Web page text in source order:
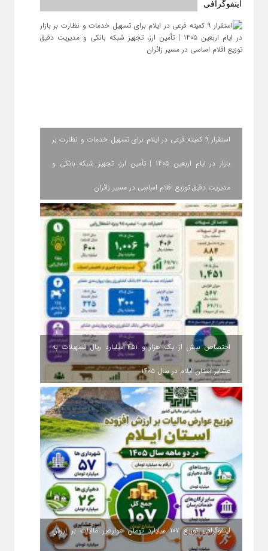
اینفوگرافی
استقرار ۹ کمیته فرعی در ایلام برای تسهیل خدمات و نظارت بر
بازار در ایام اربعین ۱۴۰۵ | تأمین ارز، تجهیز شبکه بانکی و
مدیریت دقیق توزیع اقلام اساسی در مسیر زائران
اختصاص بیش از یک هزار و ۴۵۱ میلیارد ریال تسهیلات به
عشایر استان ایلام در سال ۱۴۰۵
اینفوگرافی توزیع ۱۰۷ میلیارد تومان عوارض مالیات بر ارزش